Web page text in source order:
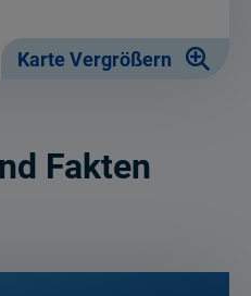
Karte Vergrößern
Fakten